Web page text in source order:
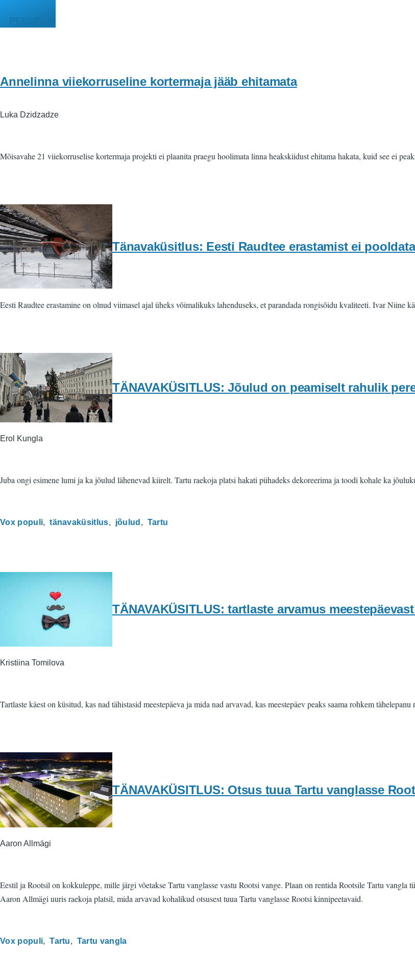
PEEGEL
Annelinna viiekorruseline kortermaja jääb ehitamata
Luka Dzidzadze
Mõisavahe 21 viiekorruselise kortermaja projekti ei plaanita praegu hoolimata linna heakskiidust ehitama hakata, kuid see ei
Tänavaküsitlus: Eesti Raudtee erastamist ei pooldata
Eesti Raudtee erastamine on olnud viimasel ajal üheks võimalikuks lahenduseks, et parandada rongisõidu kvaliteeti. Ivar Niine
TÄNAVAKÜSITLUS: Jõulud on peamiselt rahulik
Erol Kungla
Juba ongi esimene lumi ja ka jõulud lähenevad kiirelt. Tartu raekoja platsi hakati pühadeks dekoreerima ja toodi kohale ka
Vox populi tänavaküsitlus jõulud Tartu
TÄNAVAKÜSITLUS: tartlaste arvamus
Kristiina Tomilova
Tartlaste käest on küsitud, kas nad tähistasid meestepäeva ja mida nad arvavad, kas meestepäev peaks saama rohkem tähelepanu
TÄNAVAKÜSITLUS: Otsus tuua Tartu vanglasse
Aaron Allmägi
Eestil ja Rootsil on kokkuleppe, mille järgi võetakse Tartu vanglasse vastu Rootsi vange. Plaan on rentida Rootsile Tartu vangla
Aaron Allmägi uuris raekoja platsil, mida arvavad kohalikud otsusest tuua Tartu vanglasse Rootsi kinnipeetavaid.
Vox populi Tartu Tartu vangla